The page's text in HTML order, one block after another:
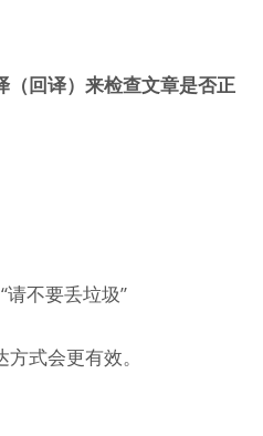
（回译）来检查文章是否正
请不要丢垃圾”
式会更有效。